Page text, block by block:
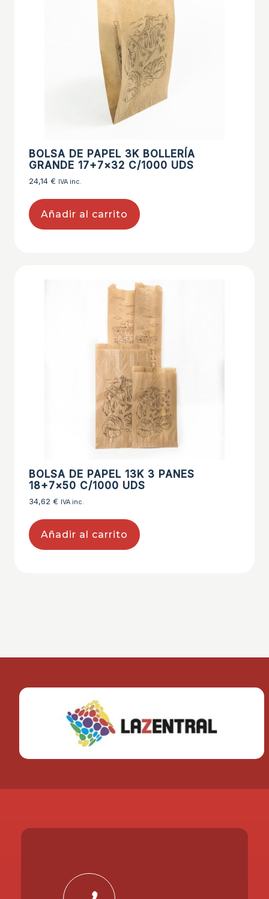
BOLSA DE PAPEL 3K BOLLERÍA
GRANDE 17+7×32 C/1000 UDS
24,14 € IVA inc.
Añadir al carrito
BOLSA DE PAPEL 13K 3 PANES
18+7×50 C/1000 UDS
34,62 € IVA inc.
Añadir al carrito